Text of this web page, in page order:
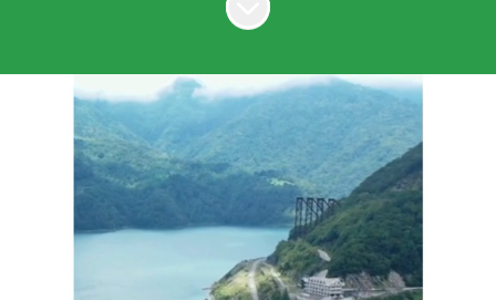
Klicken Sie auf
"Connect"
Indem Sie auf "Connect" klicken,